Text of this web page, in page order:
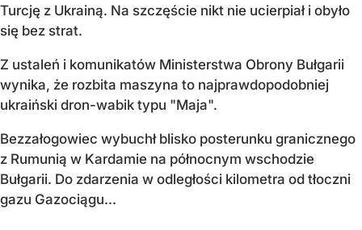
Turcję z Ukrainą. Na szczęście nikt nie ucierpiał i obyło
się bez strat.
Z ustaleń i komunikatów Ministerstwa Obrony Bułgarii
wynika, że rozbita maszyna to najprawdopodobniej
ukraiński dron-wabik typu "Maja".
Bezzałogowiec wybuchł blisko posterunku granicznego
z Rumunią w Kardamie na północnym wschodzie
Bułgarii. Do zdarzenia w odległości kilometra od tłoczni
gazu Gazociągu...